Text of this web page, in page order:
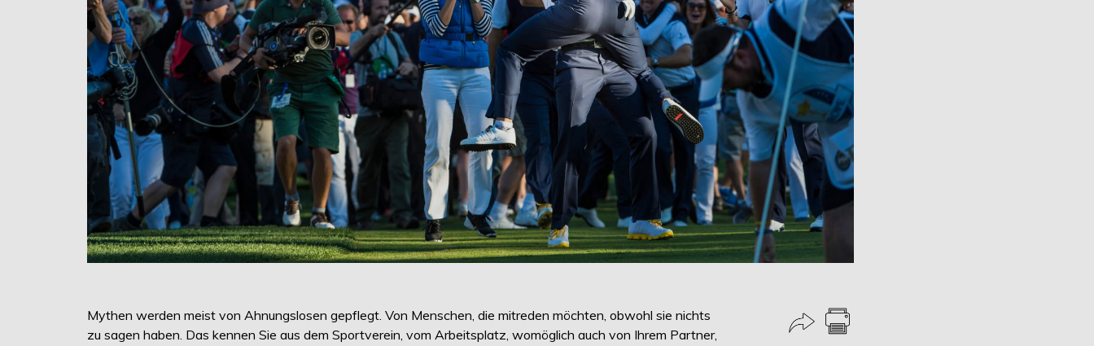
Mythen werden meist von Ahnungslosen gepflegt. Von Menschen, die mitreden möchten, obwohl sie nichts
zu sagen haben. Das kennen Sie aus dem Sportverein, vom Arbeitsplatz, womöglich auch von Ihrem Partner,